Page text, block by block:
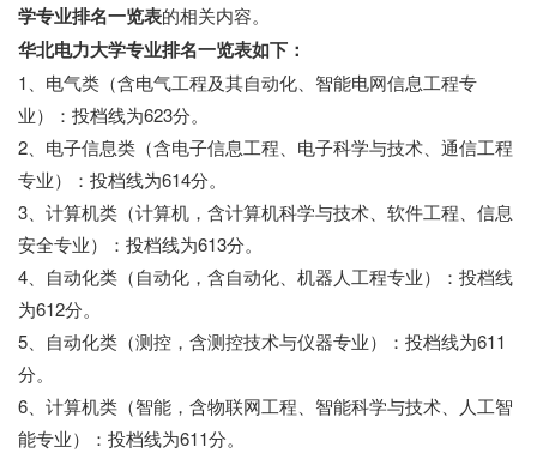
学专业排名一览表的相关内容。
华北电力大学专业排名一览表如下：
1、电气类（含电气工程及其自动化、智能电网信息工程专
业）：投档线为623分。
2、电子信息类（含电子信息工程、电子科学与技术、通信工程
专业）：投档线为614分。
3、计算机类（计算机，含计算机科学与技术、软件工程、信息
安全专业）：投档线为613分。
4、自动化类（自动化，含自动化、机器人工程专业）：投档线
为612分。
5、自动化类（测控，含测控技术与仪器专业）：投档线为611
分。
6、计算机类（智能，含物联网工程、智能科学与技术、人工智
能专业）：投档线为611分。